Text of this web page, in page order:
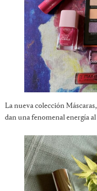
La nueva colección
dan una fenomenal energía